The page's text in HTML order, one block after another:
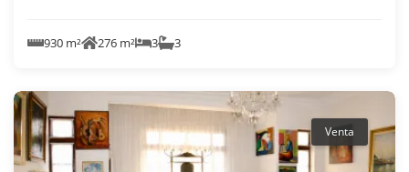
930 m² 276 m² 3 3
Venta